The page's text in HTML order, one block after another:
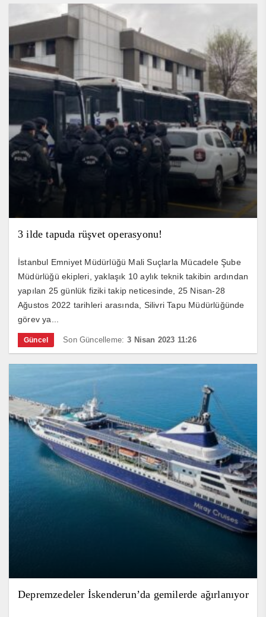
3 ilde tapuda rüşvet operasyonu!
İstanbul Emniyet Müdürlüğü Mali Suçlarla Mücadele Şube
Müdürlüğü ekipleri, yaklaşık 10 aylık teknik takibin ardından
yapılan 25 günlük fiziki takip neticesinde, 25 Nisan-28
Ağustos 2022 tarihleri arasında, Silivri Tapu Müdürlüğünde
görev ya...
Güncel Son Güncelleme: 3 Nisan 2023 11:26
Depremzedeler İskenderun’da gemilerde ağırlanıyor